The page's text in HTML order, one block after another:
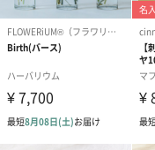
かき氷入浴剤4点セット
（ブルー）（748円）